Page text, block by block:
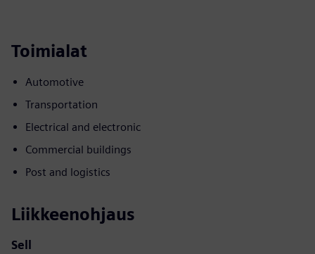
Toimialat
Automotive
Transportation
Electrical and electronic
Commercial buildings
Post and logistics
Liikkeenohjaus
Sell